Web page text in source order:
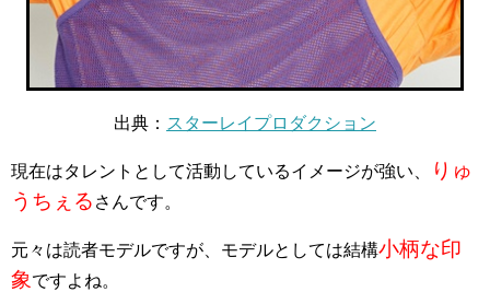
出典： スターレイプロダクション
現在はタレントとして活動しているイメージが強い、
りゅ
うちぇる さんです。
元々は読者モデルですが、モデルとしては結構小柄な印
象 ですよね。